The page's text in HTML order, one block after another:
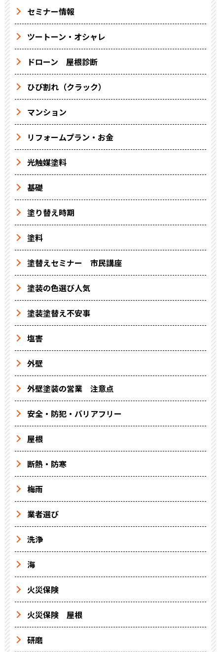
セミナー情報
ツートーン・オシャレ
ドローン 屋根診断
ひび割れ（クラック）
マンション
リフォームプラン・お金
光触媒塗料
基礎
塗り替え時期
塗料
塗替えセミナー 市民講座
塗装の色選び人気
塗装塗替え不安事
塩害
外壁
外壁塗装の営業 注意点
安全・防犯・バリアフリー
屋根
断熱・防寒
梅雨
業者選び
洗浄
海
火災保険
火災保険 屋根
研磨